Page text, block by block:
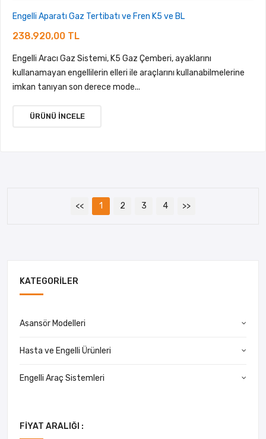
KATEGORILER
Asansör Modelleri
Hasta ve Engelli Ürünleri
Engelli Araç Sistemleri
FIYAT ARALIĞI :
Engelli Aparatı Gaz Tertibatı ve Fren K5 ve BL
238.920,00 TL
Engelli Aracı Gaz Sistemi, K5 Gaz Çemberi, ayaklarını
kullanamayan engellilerin elleri ile araçlarını kullanabilmelerine
imkan tanıyan son derece mode...
ÜRÜNÜ İNCELE
<< 1 2 3 4 >>